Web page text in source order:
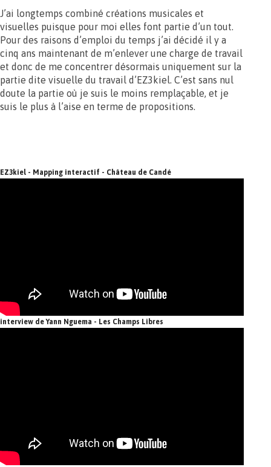
J’ai longtemps combiné créations musicales et
visuelles puisque pour moi elles font partie d’un tout.
Pour des raisons d’emploi du temps j’ai décidé il y a
cinq ans maintenant de m’enlever une charge de travail
et donc de me concentrer désormais uniquement sur la
partie dite visuelle du travail d’EZ3kiel. C’est sans nul
doute la partie où je suis le moins remplaçable, et je
suis le plus à l’aise en terme de propositions.
EZ3kiel - Mapping interactif - Château de Candé
interview de Yann Nguema - Les Champs Libres